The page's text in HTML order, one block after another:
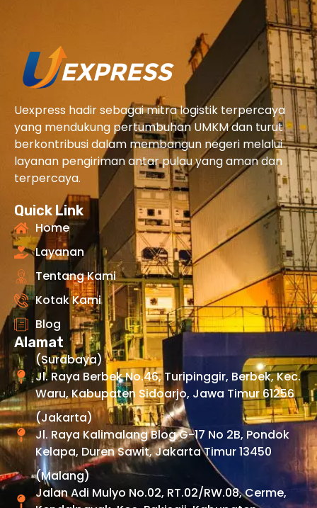
Uexpress hadir sebagai mitra logistik terpercaya
yang mendukung pertumbuhan UMKM dan turut
berkontribusi dalam membangun negeri melalui
layanan pengiriman antar pulau yang aman dan
terpercaya.
Quick Link
Home
Layanan
Tentang Kami
Kotak Kami
Blog
Alamat
(Surabaya)
Jl. Raya Berbek No.46, Turipinggir, Berbek, Kec.
Waru, Kabupaten Sidoarjo, Jawa Timur 61256
(Jakarta)
Jl. Raya Kalimalang Blog G-17 No 2B, Pondok
Kelapa, Duren Sawit, Jakarta Timur 13450
(Malang)
Jalan Adi Mulyo No.02, RT.02/RW.08, Cerme,